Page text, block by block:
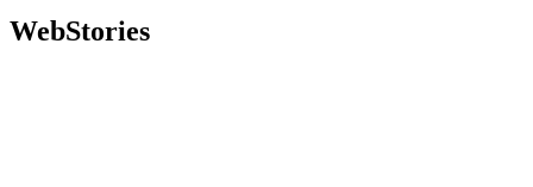
WebStories